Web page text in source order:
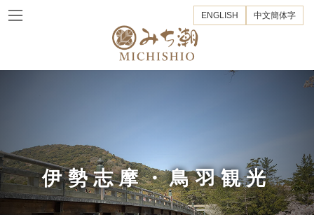
ン
へ
ビ
ョ
ENGLISH 中文簡体字
伊勢志摩・鳥羽観光